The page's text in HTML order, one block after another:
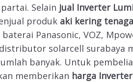
Selain jual Inverter
produk aki kering
Panasonic, VOZ,
solarcell surabaya
banyak. Untuk
memberikan harga